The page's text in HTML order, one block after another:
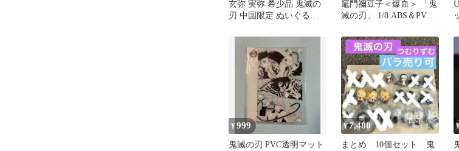
玄弥 実弥 希少品 鬼滅の
刃 中国限定 ぬいぐるみ
竈門禰豆子＜爆血＞ 「鬼
滅の刃」 1/8 ABS＆PVC
¥999
鬼滅の刃 PVC透明マット
¥7,480
まとめ 10個セット 鬼